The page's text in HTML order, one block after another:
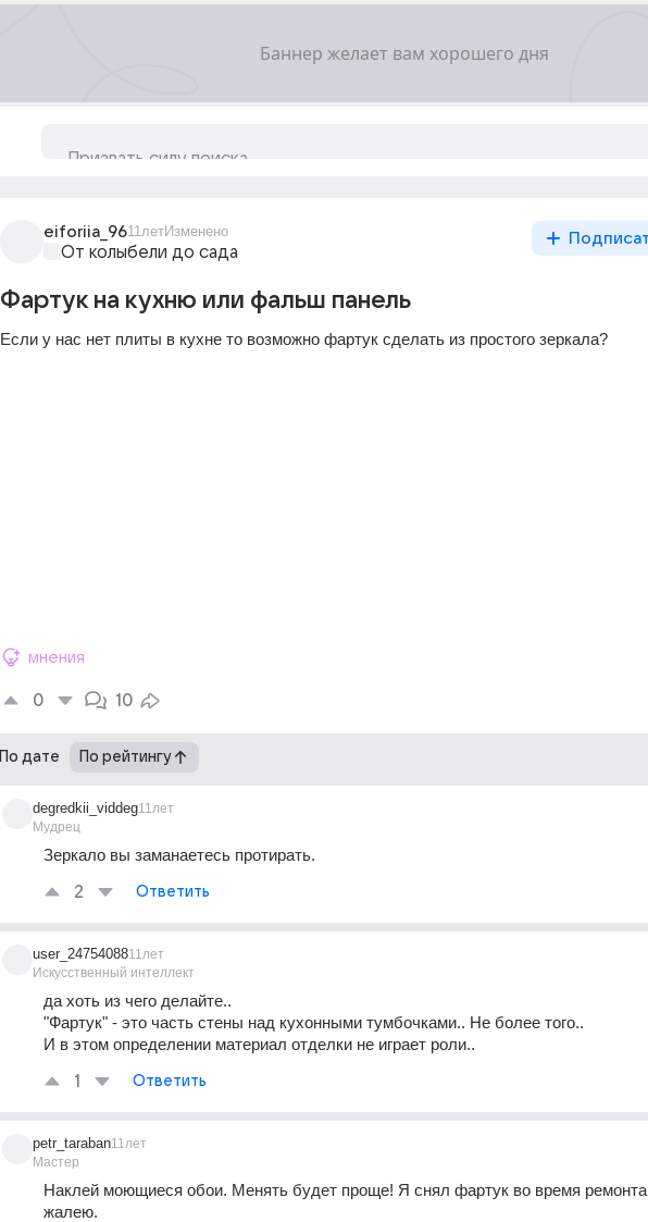
eiforiia_9611летИзменено
От колыбели до сада
Фартук на кухню или фальш панель
Если у нас нет плиты в кухне то возможно фартук сделать из простого зеркала?
мнения
0 10
По дате По рейтингу
degredkii_viddeg
Мудрец
11лет
Зеркало вы заманаетесь протирать.
2 Ответить
user_24754088
Искусственный интеллект
11лет
да хоть из чего делайте..
"Фартук" - это часть стены над кухонными тумбочками.. Не более того..
И в этом определении материал отделки не играет роли..
1 Ответить
petr_taraban
Мастер
11лет
Наклей моющиеся обои. Менять будет проще! Я снял фартук во время
жалею.